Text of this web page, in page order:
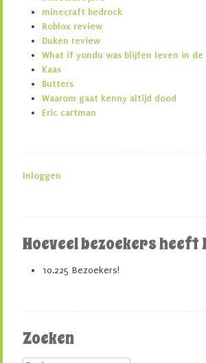
minecraft bedrock
Roblox review
Duken review
What if yondu was blijfen leven in de
Kaas
Butters
Waarom gaat kenny altijd dood
Eric cartman
Inloggen
Hoeveel bezoekers
10.225 Bezoekers!
Zoeken